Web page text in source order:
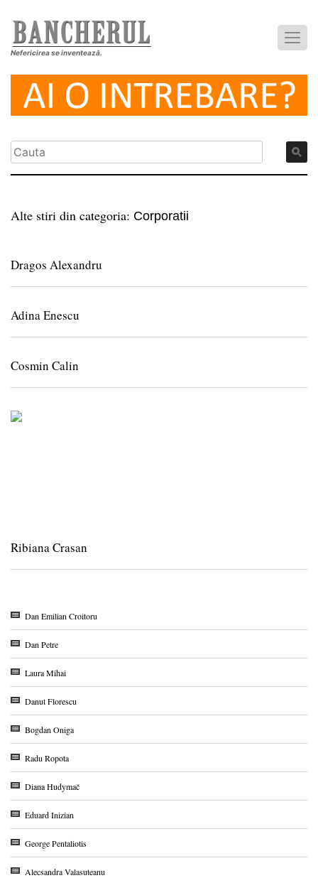
Nefericirea se inventează.
Alte stiri din categoria: Corporatii
Dragos Alexandru
Adina Enescu
Cosmin Calin
Ribiana Crasan
Dan Emilian Croitoru
Dan Petre
Laura Mihai
Danut Florescu
Bogdan Oniga
Radu Ropota
Diana Hudymač
Eduard Inizian
George Pentaliotis
Alecsandra Valasuteanu